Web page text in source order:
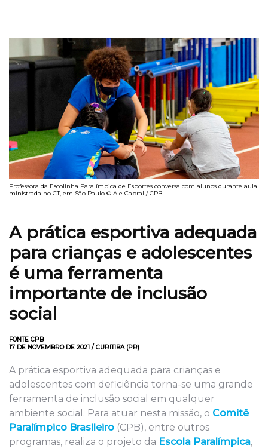
Professora da Escolinha Paralímpica de Esportes conversa com alunos durante aula
ministrada no CT, em São Paulo © Ale Cabral / CPB
A prática esportiva adequada
para crianças e adolescentes
é uma ferramenta
importante de inclusão
social
FONTE CPB
17 DE NOVEMBRO DE 2021 / CURITIBA (PR)
A prática esportiva adequada para crianças e
adolescentes com deficiência torna-se uma grande
ferramenta de inclusão social em qualquer
ambiente social. Para atuar nesta missão, o Comitê
Paralímpico Brasileiro (CPB), entre outros
programas, realiza o projeto da Escola Paralímpica,